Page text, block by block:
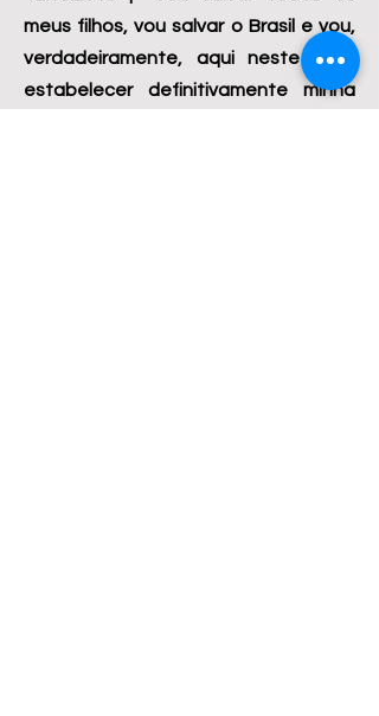
meus filhos, vou salvar o Brasil e vou,
verdadeiramente, aqui neste vale,
estabelecer definitivamente minha